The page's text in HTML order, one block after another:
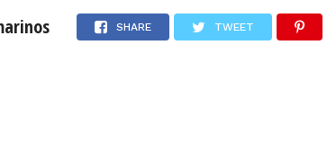
de 2026 USD: $913,86 UF: $40.844,79
SHARE TWEET
productos